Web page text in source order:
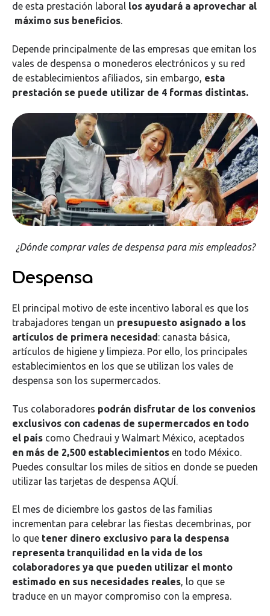
de esta prestación laboral los ayudará a aprovechar al
máximo sus beneficios.
Depende principalmente de las empresas que emitan los
vales de despensa o monederos electrónicos y su red
de establecimientos afiliados, sin embargo, esta
prestación se puede utilizar de 4 formas distintas.
¿Dónde comprar vales de despensa para mis empleados?
Despensa
El principal motivo de este incentivo laboral es que los
trabajadores tengan un presupuesto asignado a los
artículos de primera necesidad: canasta básica,
artículos de higiene y limpieza. Por ello, los principales
establecimientos en los que se utilizan los vales de
despensa son los supermercados.
Tus colaboradores podrán disfrutar de los convenios
exclusivos con cadenas de supermercados en todo
el país como Chedraui y Walmart México, aceptados
en más de 2,500 establecimientos en todo México.
Puedes consultar los miles de sitios en donde se pueden
utilizar las tarjetas de despensa AQUÍ.
El mes de diciembre los gastos de las familias
incrementan para celebrar las fiestas decembrinas, por
lo que tener dinero exclusivo para la despensa
representa tranquilidad en la vida de los
colaboradores ya que pueden utilizar el monto
estimado en sus necesidades reales, lo que se
traduce en un mayor compromiso con la empresa.